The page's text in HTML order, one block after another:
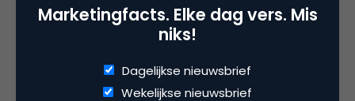
Gerelateerde artikelen
Rebel with or without a cause?
Marketingfacts. Elke dag vers. Mis
niks!
Dagelijkse nieuwsbrief
Wekelijkse nieuwsbrief